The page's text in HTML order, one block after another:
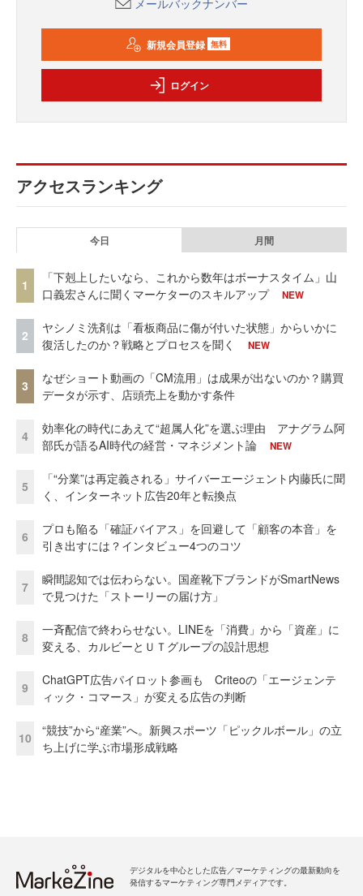
新規会員登録 無料
ログイン
アクセスランキング
今日 月間
1
「下剋上したいなら、これから数年はボーナスタイム」山
口義宏さんに聞くマーケターのスキルアップ
NEW
2
ヤシノミ洗剤は「看板商品に傷が付いた状態」からいかに
復活したのか？戦略とプロセスを聞く
NEW
3
なぜショート動画の「CM流用」は成果が出ないのか？購買
データが示す、店頭売上を動かす条件
4
効率化の時代にあえて“超属人化”を選ぶ理由 アナグラム阿
部氏が語るAI時代の経営・マネジメント論
NEW
5
「“分業”は再定義される」サイバーエージェント内藤氏に聞
く、インターネット広告20年と転換点
6
プロも陥る「確証バイアス」を回避して「顧客の本音」を
引き出すには？インタビュー4つのコツ
7
瞬間認知では伝わらない。国産靴下ブランドがSmartNews
で見つけた「ストーリーの届け方」
8
一斉配信で終わらせない。LINEを「消費」から「資産」に
変える、カルビーとＵＴグループの設計思想
9
ChatGPT広告パイロット参画も Criteoの「エージェンテ
ィック・コマース」が変える広告の判断
10
“競技”から“産業”へ。新興スポーツ「ピックルボール」の立
ち上げに学ぶ市場形成戦略
デジタルを中心とした広告／マーケティングの最新動向を
発信するマーケティング専門メディアです。